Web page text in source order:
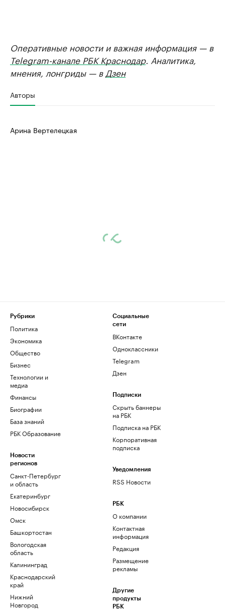
Оперативные новости и важная информация — в
Telegram-канале РБК Краснодар. Аналитика,
мнения, лонгриды — в Дзен
Авторы
Арина Вертелецкая
Рубрики
Политика
Экономика
Общество
Бизнес
Технологии и
медиа
Финансы
Биографии
База знаний
РБК Образование
Новости
регионов
Санкт-Петербург
и область
Екатеринбург
Новосибирск
Омск
Башкортостан
Вологодская
область
Калининград
Краснодарский
край
Нижний
Новгород
Социальные
сети
ВКонтакте
Одноклассники
Telegram
Дзен
Подписки
Скрыть баннеры
на РБК
Подписка на РБК
Корпоративная
подписка
Уведомления
RSS Новости
РБК
О компании
Контактная
информация
Редакция
Размещение
рекламы
Другие
продукты
РБК